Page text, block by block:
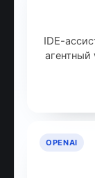
IDE-
OPENAI